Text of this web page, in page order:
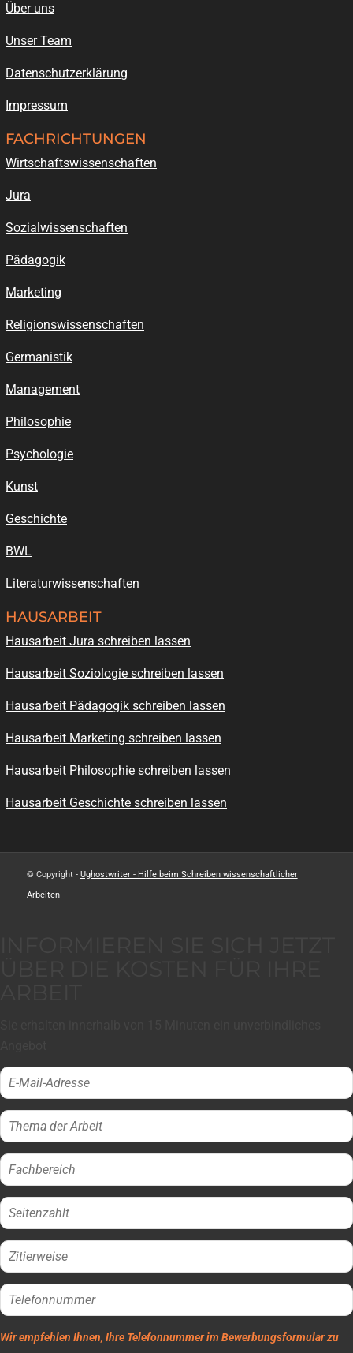
Über uns
Unser Team
Datenschutzerklärung
Impressum
FACHRICHTUNGEN
Wirtschaftswissenschaften
Jura
Sozialwissenschaften
Pädagogik
Marketing
Religionswissenschaften
Germanistik
Management
Philosophie
Psychologie
Kunst
Geschichte
BWL
Literaturwissenschaften
HAUSARBEIT
Hausarbeit Jura schreiben lassen
Hausarbeit Soziologie schreiben lassen
Hausarbeit Pädagogik schreiben lassen
Hausarbeit Marketing schreiben lassen
Hausarbeit Philosophie schreiben lassen
Hausarbeit Geschichte schreiben lassen
© Copyright - Ughostwriter - Hilfe beim Schreiben wissenschaftlicher
Arbeiten
Wir empfehlen Ihnen, Ihre Telefonnummer im Bewerbungsformular zu